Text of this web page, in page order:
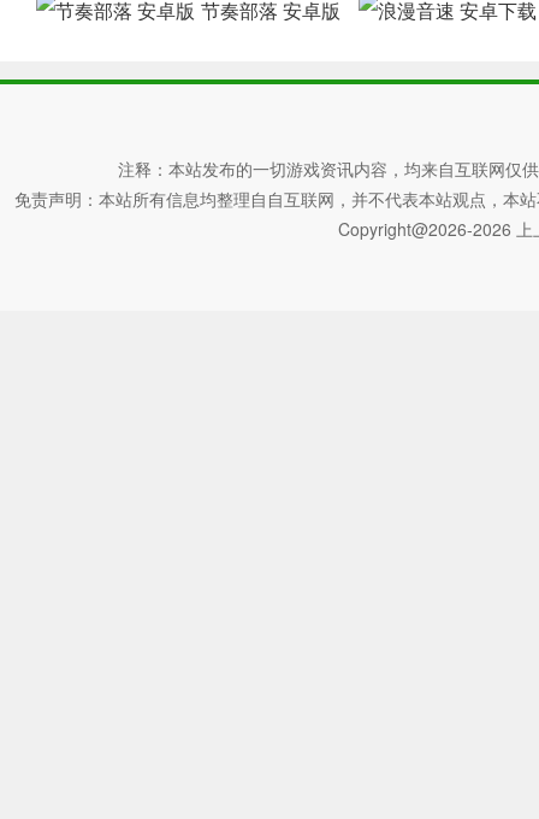
节奏部落 安卓版
注释：本站发布的一切游戏资讯内容，均来自互联网仅
免责声明：本站所有信息均整理自自互联网，并不代表本站观点，本
Copyright@2026-2026